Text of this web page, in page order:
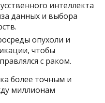
интеллекта
данных и выбора
опухоли и
чтобы
с раком.
более точным и
миллионам